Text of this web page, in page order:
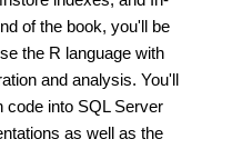
of the book, you'll be
the R language with
and analysis. You'll
code into SQL Server
as well as the